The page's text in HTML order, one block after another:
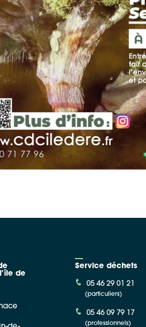
de
Service déchets
05 46 29 01 21
(particuliers)
05 46 09 79 17
(professionnels)